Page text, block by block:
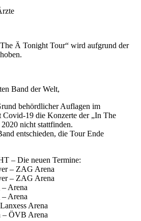
Ä Tonight Tour“ wird aufgrund der
Band der Welt,
behördlicher Auflagen im
Covid-19 die Konzerte der „In The
nicht stattfinden.
entschieden, die Tour Ende
– Die neuen Termine:
– ZAG Arena
– ZAG Arena
Arena
Arena
Arena
– ÖVB Arena